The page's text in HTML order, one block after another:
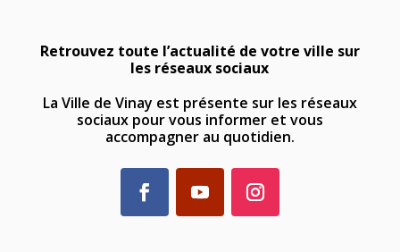
Retrouvez toute l’actualité de votre ville sur
les réseaux sociaux
La Ville de Vinay est présente sur les réseaux
sociaux pour vous informer et vous
accompagner au quotidien.